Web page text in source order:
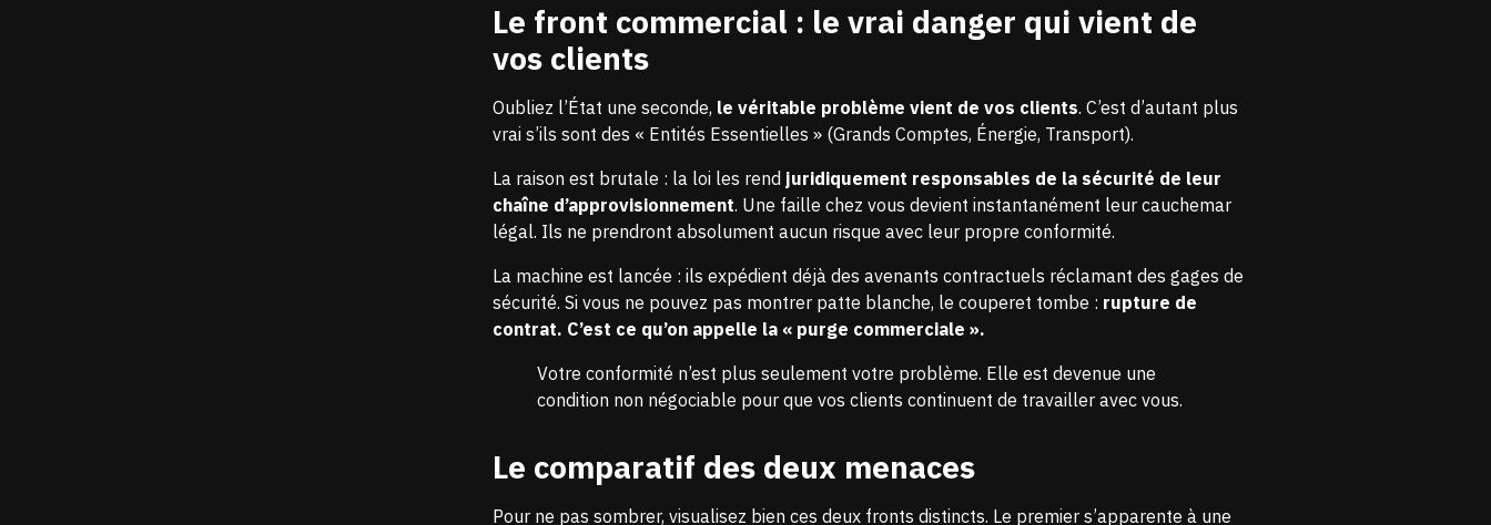
Le front commercial : le vrai danger qui vient de
vos clients
Oubliez l’État une seconde, le véritable problème vient de vos clients. C’est d’autant plus
vrai s’ils sont des « Entités Essentielles » (Grands Comptes, Énergie, Transport).
La raison est brutale : la loi les rend juridiquement responsables de la sécurité de leur
chaîne d’approvisionnement. Une faille chez vous devient instantanément leur cauchemar
légal. Ils ne prendront absolument aucun risque avec leur propre conformité.
La machine est lancée : ils expédient déjà des avenants contractuels réclamant des gages de
sécurité. Si vous ne pouvez pas montrer patte blanche, le couperet tombe : rupture de
contrat. C’est ce qu’on appelle la « purge commerciale ».
Votre conformité n’est plus seulement votre problème. Elle est devenue une
condition non négociable pour que vos clients continuent de travailler avec vous.
Le comparatif des deux menaces
Pour ne pas sombrer, visualisez bien ces deux fronts distincts. Le premier s’apparente à une